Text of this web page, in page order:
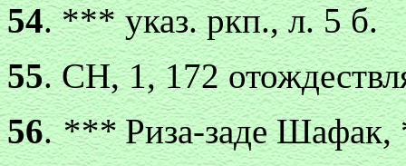
54. *** указ. ркп., л. 5 б.
55. СН, 1, 172
56.***Риза-заде